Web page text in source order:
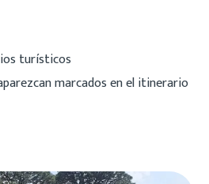
turísticos
marcados en el itinerario